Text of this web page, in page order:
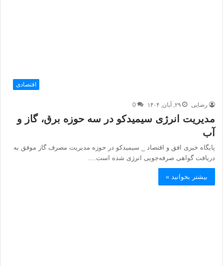
اقتصادی
رضایی ۲۹, آبان, ۱۴۰۴ 0
مدیریت انرژی سیمیدکو در سه حوزه برق، گاز و
آب
پایگاه خبری افق و اقتصاد _ سیمیدکو در حوزه مدیریت مصرف گاز موفق به
دریافت گواهی صرفه‌جویی انرژی شده است.…
بیشتر بخوانید »